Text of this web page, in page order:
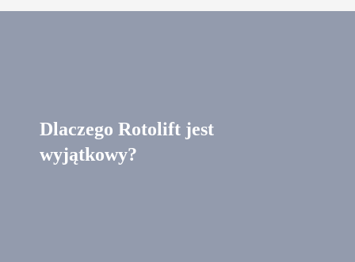
Dlaczego Rotolift jest
wyjątkowy?